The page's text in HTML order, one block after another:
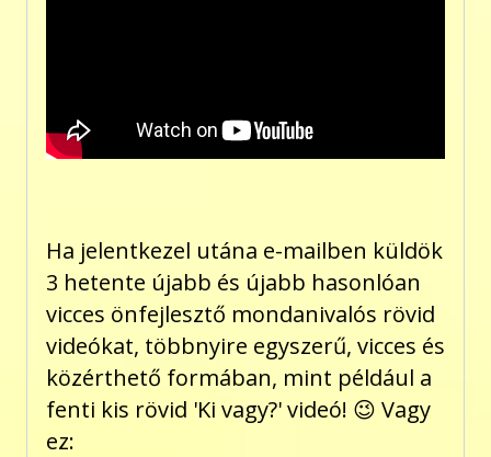
Ha jelentkezel utána e-mailben küldök
3 hetente újabb és újabb hasonlóan
vicces önfejlesztő mondanivalós rövid
videókat, többnyire egyszerű, vicces és
közérthető formában, mint például a
fenti kis rövid 'Ki vagy?' videó! 😉 Vagy
ez: